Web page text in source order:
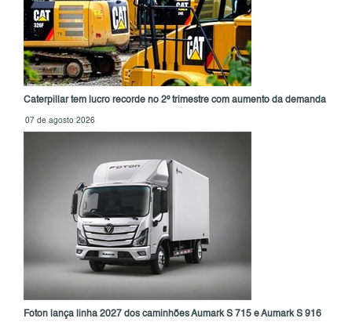
Caterpillar tem lucro recorde no 2º trimestre com aumento da demanda
07 de agosto 2026
Foton lança linha 2027 dos caminhões Aumark S 715 e Aumark S 916